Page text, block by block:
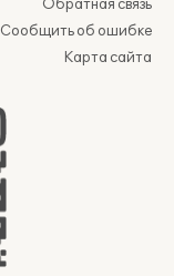
Обратная связь
Сообщить об ошибке
Карта сайта